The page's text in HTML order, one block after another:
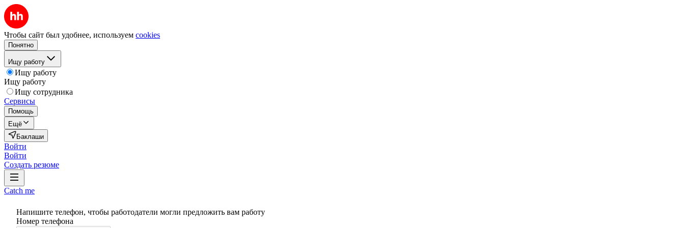
Чтобы сайт был удобнее, используем cookies
Понятно
Ищу работу
Ищу работу
Ищу работу
Ищу сотрудника
Сервисы
Помощь
Ещё
Баклаши
Войти
Войти
Создать резюме
Catch me
Напишите телефон, чтобы работодатели могли предложить вам работу
Номер телефона